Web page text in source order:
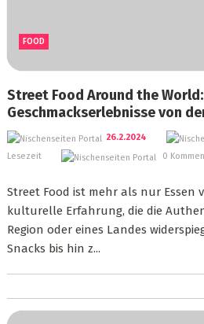
FOOD
Street Food Around the
Geschmackserlebnisse von
26.2.2024
Lesezeit
0
Street Food ist mehr als nur Essen
kulturelle Erfahrung, die die
Region oder eines Landes
Snacks bis hin z...